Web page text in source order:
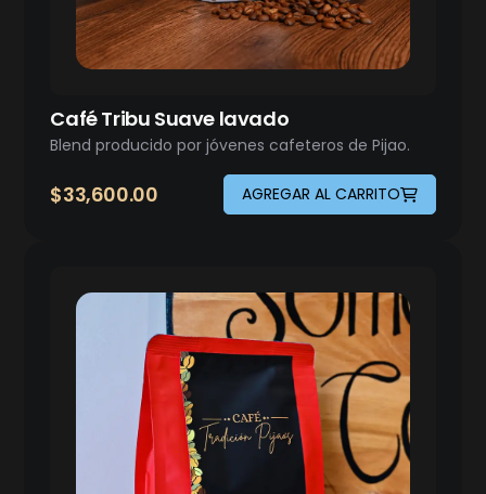
Café Tribu Suave lavado
Blend producido por jóvenes cafeteros de Pijao.
$33,600.00 AGREGAR AL CARRITO